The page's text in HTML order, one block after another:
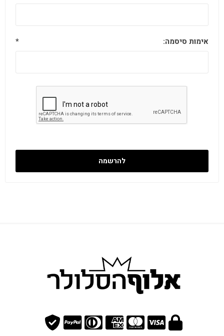
אימות סיסמה: *
להרשמה